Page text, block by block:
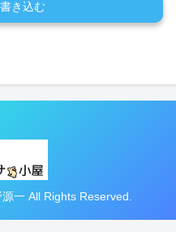
き込む
一 All Rights Reserved.